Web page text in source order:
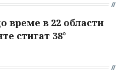
време в 22 области
стигат 38°